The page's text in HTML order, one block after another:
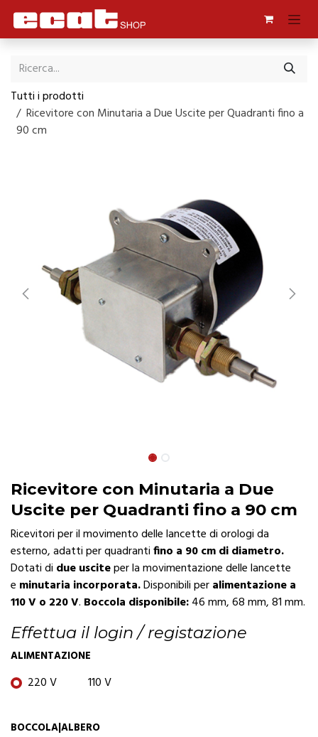
Passa al contenuto
Tutti i prodotti
Ricevitore con Minutaria a Due Uscite per Quadranti fino a
90 cm
Ricevitore con Minutaria a Due
Uscite per Quadranti fino a 90 cm
Ricevitori per il movimento delle lancette di orologi da
esterno, adatti per quadrantifino a 90 cm di diametro.
Dotati di due usciteper la movimentazione delle lancette
e minutaria incorporata.Disponibili peralimentazione a
110 V o 220 V. Boccola disponibile:46 mm, 68 mm, 81 mm.
Effettua il login / registazione
ALIMENTAZIONE
220 V 110 V
BOCCOLA|ALBERO